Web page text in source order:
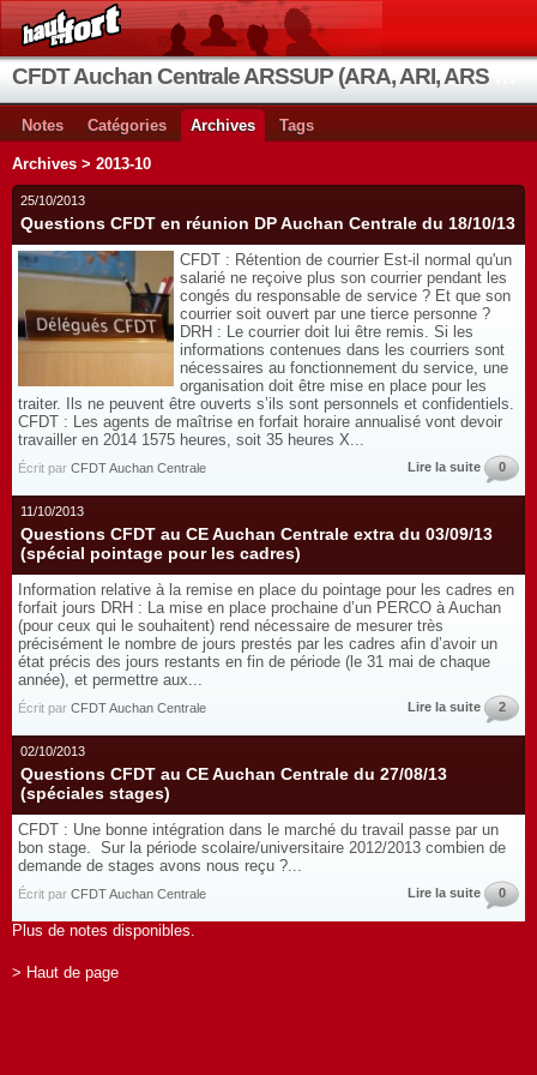
Notes Catégories Archives Tags
Archives > 2013-10
25/10/2013
Questions CFDT en réunion DP Auchan Centrale du 18/10/13
CFDT : Rétention de courrier Est-il normal qu'un
salarié ne reçoive plus son courrier pendant les
congés du responsable de service ? Et que son
courrier soit ouvert par une tierce personne ?
DRH : Le courrier doit lui être remis. Si les
informations contenues dans les courriers sont
nécessaires au fonctionnement du service, une
organisation doit être mise en place pour les
traiter. Ils ne peuvent être ouverts s’ils sont personnels et confidentiels.
CFDT : Les agents de maîtrise en forfait horaire annualisé vont devoir
travailler en 2014 1575 heures, soit 35 heures X...
Écrit par CFDT Auchan Centrale Lire la suite 0
11/10/2013
Questions CFDT au CE Auchan Centrale extra du 03/09/13
(spécial pointage pour les cadres)
Information relative à la remise en place du pointage pour les cadres en
forfait jours DRH : La mise en place prochaine d’un PERCO à Auchan
(pour ceux qui le souhaitent) rend nécessaire de mesurer très
précisément le nombre de jours prestés par les cadres afin d’avoir un
état précis des jours restants en fin de période (le 31 mai de chaque
année), et permettre aux...
Écrit par CFDT Auchan Centrale Lire la suite 2
02/10/2013
Questions CFDT au CE Auchan Centrale du 27/08/13
(spéciales stages)
CFDT : Une bonne intégration dans le marché du travail passe par un
bon stage. Sur la période scolaire/universitaire 2012/2013 combien de
demande de stages avons nous reçu ?...
Écrit par CFDT Auchan Centrale Lire la suite 0
Plus de notes disponibles.
> Haut de page